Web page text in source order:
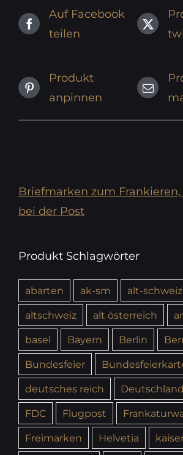
Auf Facebook
teilen
Produkt
anpinnen
Briefmarken zum
bei der Post
Produkt Schlagwörter
abarten ak-sm
alt-schweiz
altschweiz
alt österreich
basel
Bayern Berlin
Bundesfeier
deutsches reich
Deutschland
FDC
Flugpost
Freimarken
Helvetia